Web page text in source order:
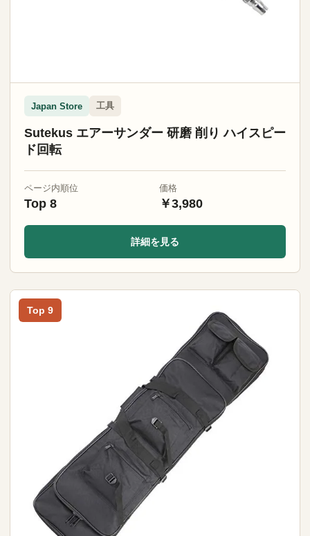
Japan Store 工具
Sutekus エアーサンダー 研磨 削り ハイスピー
ド回転
ページ内順位
Top 8
価格
￥3,980
詳細を見る
Top 9